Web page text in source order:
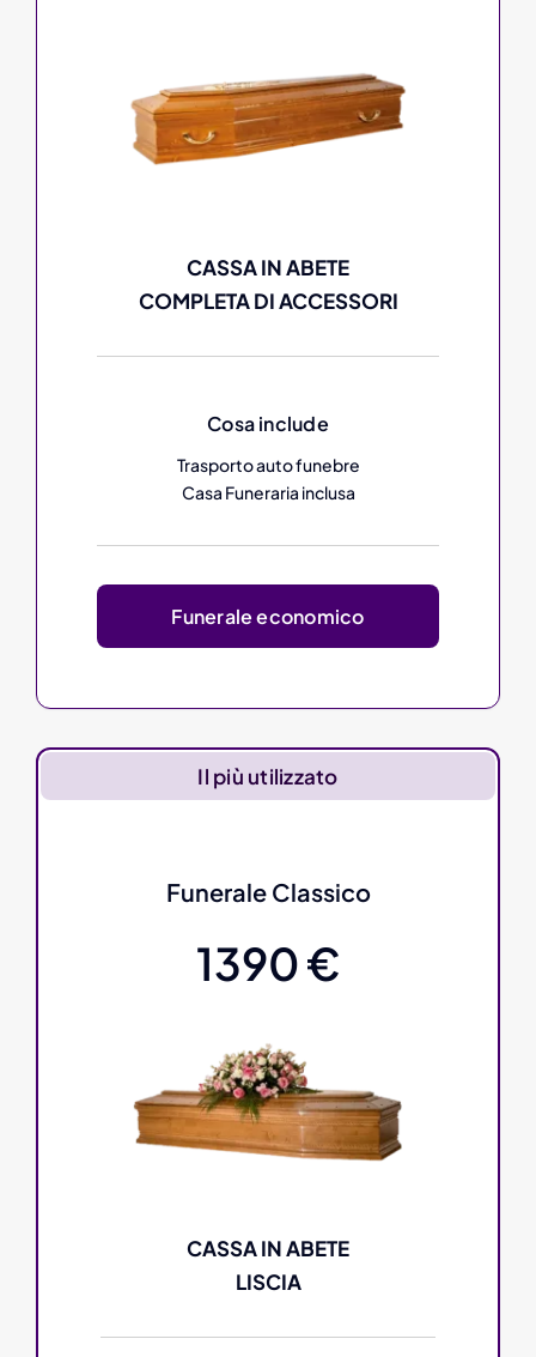
CASSA IN ABETE
COMPLETA DI ACCESSORI
Cosa include
Trasporto auto funebre
Casa Funeraria inclusa
Funerale economico
Il più utilizzato
Funerale Classico
1390 €
CASSA IN ABETE
LISCIA